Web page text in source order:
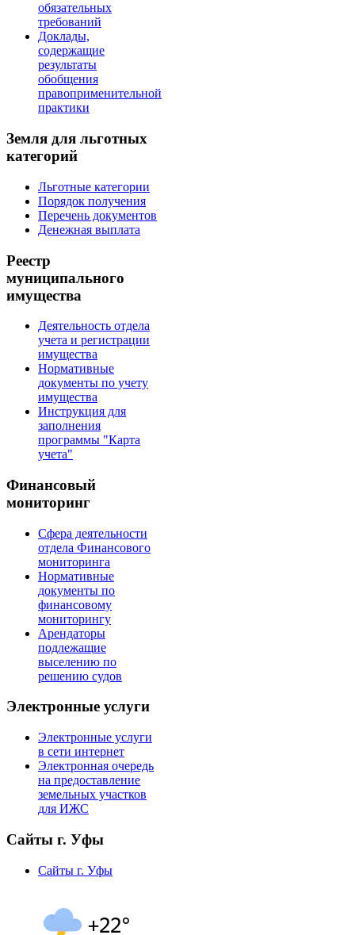
обязательных
требований
Доклады,
содержащие
результаты
обобщения
правоприменительной
практики
Земля для льготных
категорий
Льготные категории
Порядок получения
Перечень документов
Денежная выплата
Реестр
муниципального
имущества
Деятельность отдела
учета и регистрации
имущества
Нормативные
документы по учету
имущества
Инструкция для
заполнения
программы "Карта
учета"
Финансовый
мониторинг
Сфера деятельности
отдела Финансового
мониторинга
Нормативные
документы по
финансовому
мониторингу
Арендаторы
подлежащие
выселению по
решению судов
Электронные услуги
Электронные услуги
в сети интернет
Электронная очередь
на предоставление
земельных участков
для ИЖС
Сайты г. Уфы
Сайты г. Уфы